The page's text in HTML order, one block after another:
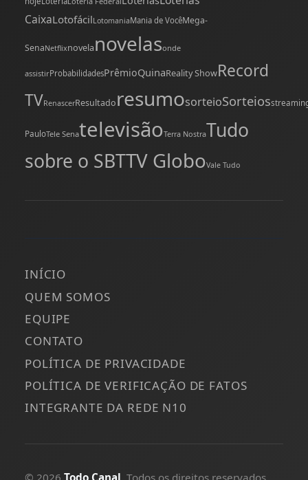
CaixaLotofácilLotomaniaMania de VocêMega-
SenaNetflixnovelanovelasonde
assistirProbabilidadesPrêmioQuinaReality ShowRecord
TVRenascerResultadoresumosorteioSorteios
PauloTele SenatelevisãoTerra NostraTudo
sobre o SBTTV GloboVale Tudo
INÍCIO
QUEM SOMOS
EQUIPE
CONTATO
POLÍTICA DE PRIVACIDADE
POLÍTICA DE VERIFICAÇÃO DE FATOS
INTEGRANTE DA REDE N10